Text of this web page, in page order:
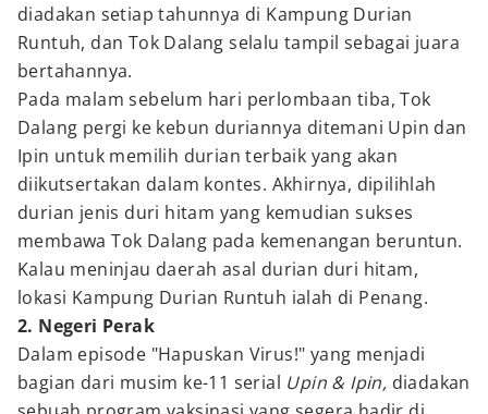
diadakan setiap tahunnya di Kampung Durian
Runtuh, dan Tok Dalang selalu tampil sebagai juara
bertahannya.
Pada malam sebelum hari perlombaan tiba, Tok
Dalang pergi ke kebun duriannya ditemani Upin dan
Ipin untuk memilih durian terbaik yang akan
diikutsertakan dalam kontes. Akhirnya, dipilihlah
durian jenis duri hitam yang kemudian sukses
membawa Tok Dalang pada kemenangan beruntun.
Kalau meninjau daerah asal durian duri hitam,
lokasi Kampung Durian Runtuh ialah di Penang.
2. Negeri Perak
Dalam episode "Hapuskan Virus!" yang menjadi
bagian dari musim ke-11 serial Upin & Ipin, diadakan